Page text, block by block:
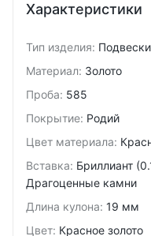
Характеристики
Тип изделия: Подвески
Материал: Золото
Проба: 585
Покрытие: Родий
Цвет материала:
Вставка: Бриллиант
Драгоценные камни
Длина кулона: 19 мм
Цвет: Красное золото